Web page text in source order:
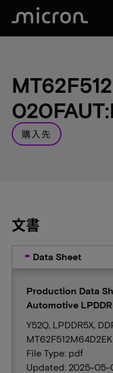
購入先
文書
Data Sheet
Production Data
Automotive
Y52Q, LPDDR5X,
MT62F512M64D2EK
File Type: pdf
Updated: 2025-05-